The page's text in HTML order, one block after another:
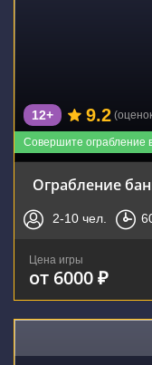
Совершите ограбление
12+ 9.2
Ограбление
2-10 чел.
Цена игры
от 6000 ₽